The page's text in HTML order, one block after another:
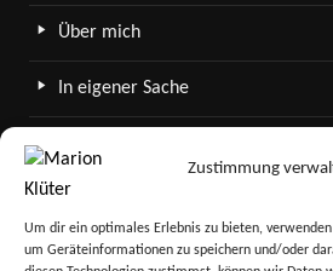
Zustimmung
Um dir ein optimales Erlebnis zu bieten,
um Geräteinformationen zu speichern und/oder
Über mich
In eigener Sache
Newsletter